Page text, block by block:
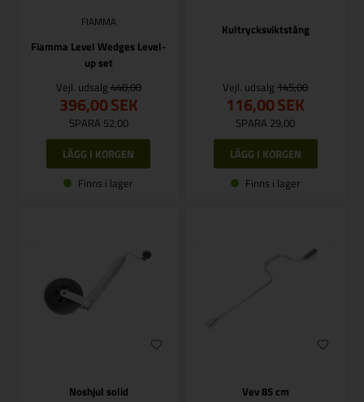
FIAMMA
Fiamma Level Wedges Level-
up set
Vejl. udsalg 448,00
396,00SEK
SPARA 52,00
Finns i lager
Kultrycksviktstång
Vejl. udsalg145,00
116,00SEK
SPARA 29,00
Finns i lager
Noshjul solid
Vev 85 cm